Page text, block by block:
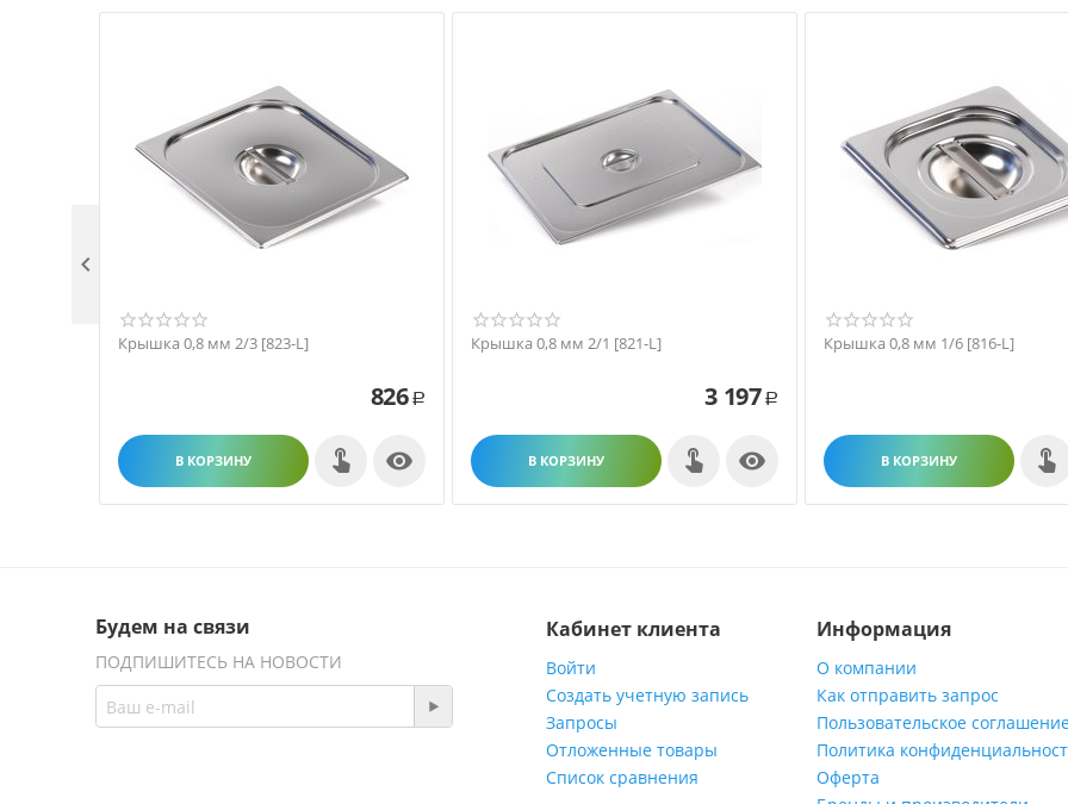
Крышка 0,8 мм 2/3 [823-L]
826 Р
В КОРЗИНУ 
Крышка 0,8 мм 2/1 [821-L]
3 197 Р
В КОРЗИНУ 
Крышка 0,8 мм 1/6 [816-L]
В КОРЗИНУ

Будем на связи
ПОДПИШИТЕСЬ НА НОВОСТИ
Кабинет клиента
Войти
Создать учетную запись
Запросы
Отложенные товары
Список сравнения
Информация
О компании
Как отправить запрос
Пользовательское
Политика
Оферта